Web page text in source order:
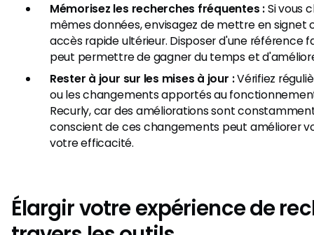
Mémorisez les recherches fréquentes :Si vous
mêmes données, envisagez de mettre en signet
accès rapide ultérieur. Disposer d'une référence
peut permettre de gagner du temps et
Rester à jour sur les mises à jour :Vérifiez
ou les changements apportés au
Recurly, car des améliorations sont
conscient de ces changements peut améliorer
votre efficacité.
Élargir votre expérience de